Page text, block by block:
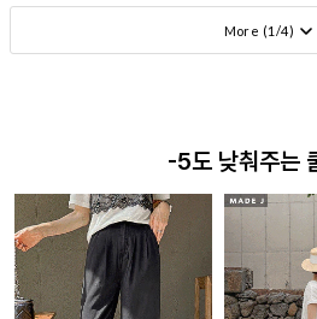
More (1 /4)
-5도 낮춰주는